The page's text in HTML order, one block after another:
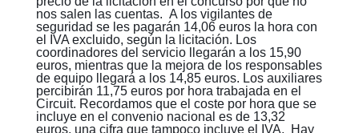
nos salen las cuentas. A los vigilantes de
seguridad se les pagarán 14,06 euros la hora con
el IVA excluido, según la licitación. Los
coordinadores del servicio llegarán a los 15,90
euros, mientras que la mejora de los responsables
de equipo llegará a los 14,85 euros. Los auxiliares
percibirán 11,75 euros por hora trabajada en el
Circuit. Recordamos que el coste por hora que se
incluye en el convenio nacional es de 13,32
euros, una cifra que tampoco incluye el IVA. Hay